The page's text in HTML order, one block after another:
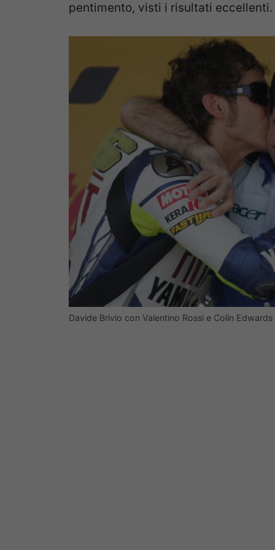
pentimento, visti i risultati eccellenti.
Davide Brivio con Valentino Rossi e Colin